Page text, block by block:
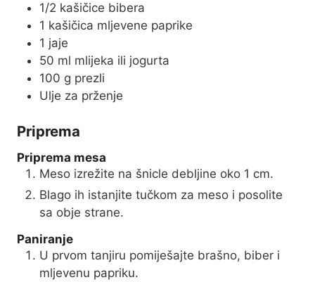
1/2 kašičice bibera
1 kašičica mljevene paprike
1 jaje
50 ml mlijeka ili jogurta
100 g prezli
Ulje za prženje
Priprema
Priprema mesa
Meso izrežite na šnicle debljine oko 1 cm.
Blago ih istanjite tučkom za meso i posolite
sa obje strane.
Paniranje
U prvom tanjiru pomiješajte brašno, biber i
mljevenu papriku.